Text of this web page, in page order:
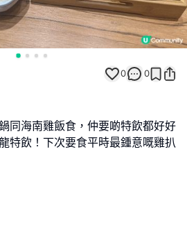
0 0
同海南雞飯食，仲要啲特飲都好好
特飲！下次要食平時最鍾意嘅雞扒